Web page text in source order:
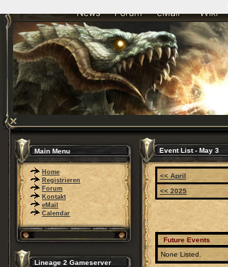
Main Menu
Home
Registrieren
Forum
Kontakt
eMail
Calendar
Lineage 2 Gameserver
Event List - May 3
<< April
<< 2025
Future Events
None Listed.